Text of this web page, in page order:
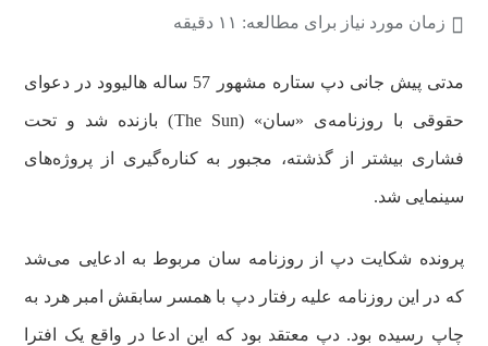
زمان مورد نیاز برای مطالعه: ۱۱ دقیقه
مدتی پیش جانی دپ ستاره مشهور 57 ساله هالیوود در دعوای
حقوقی با روزنامه‌ی «سان» (The Sun) بازنده شد و تحت
فشاری بیشتر از گذشته، مجبور به کناره‌گیری از پروژه‌های
سینمایی شد.
پرونده شکایت دپ از روزنامه سان مربوط به ادعایی می‌شد
که در این روزنامه علیه رفتار دپ با همسر سابقش امبر هرد به
چاپ رسیده بود. دپ معتقد بود که این ادعا در واقع یک افترا